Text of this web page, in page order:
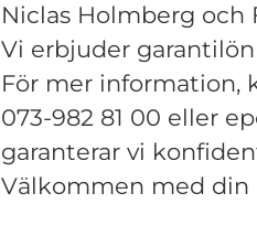
Niclas Holmberg och
Vi erbjuder
För mer information,
073-982 81 00 eller
garanterar vi
Välkommen med din